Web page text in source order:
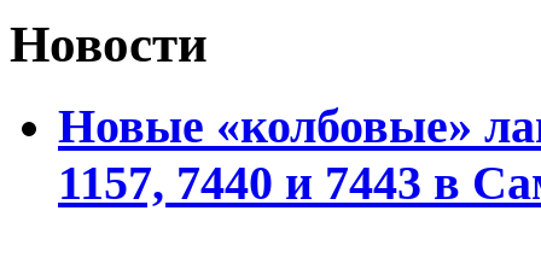
Новости
Новые «колбовые»
1157, 7440 и 7443 в